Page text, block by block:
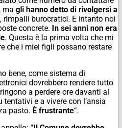
ma gli hanno detto di rivolgersi a
rimpalli burocratici. E intanto noi
concrete. In sei anni non era
. Questa è la prima volta che mi
che i miei figli possano restare
bene, come sistema di
dovrebbero rendere tutto
a perdere ore davanti al
e a vivere con l’ansia
pasto. È frustrante“.